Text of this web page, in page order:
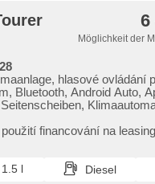
6
Möglichkeit der
hlasové ovládání
Bluetooth, Android Auto,
Handgetriebe, El.
Reifendrucksensor,
financování na
1.5 l Diesel